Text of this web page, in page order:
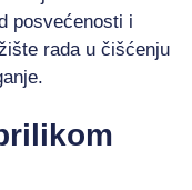
posvećenosti i
rada u čišćenju